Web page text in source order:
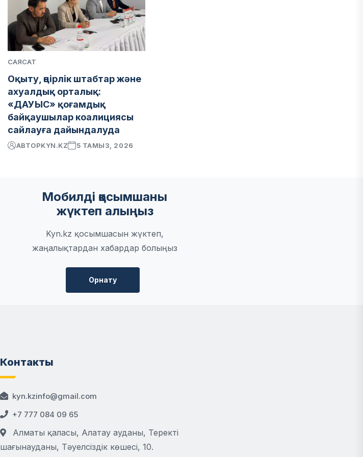
САЯСАТ
Оқыту, өңірлік штабтар және
ахуалдық орталық:
«ДАУЫС» қоғамдық
байқаушылар коалициясы
сайлауға дайындалуда
АВТОРKYN.KZ 5 ТАМЫЗ, 2026
Мобилді қосымшаны
жүктеп алыңыз
Kyn.kz қосымшасын жүктеп,
жаңалықтардан хабардар болыңыз
Орнату
Контакты
kyn.kzinfo@gmail.com
+7 777 084 09 65
Алматы қаласы, Алатау ауданы, Теректі
шағынауданы, Тәуелсіздік көшесі, 10.